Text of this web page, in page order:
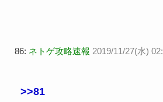
86: ネトゲ攻略速報 2019/11/27(水)
>>81